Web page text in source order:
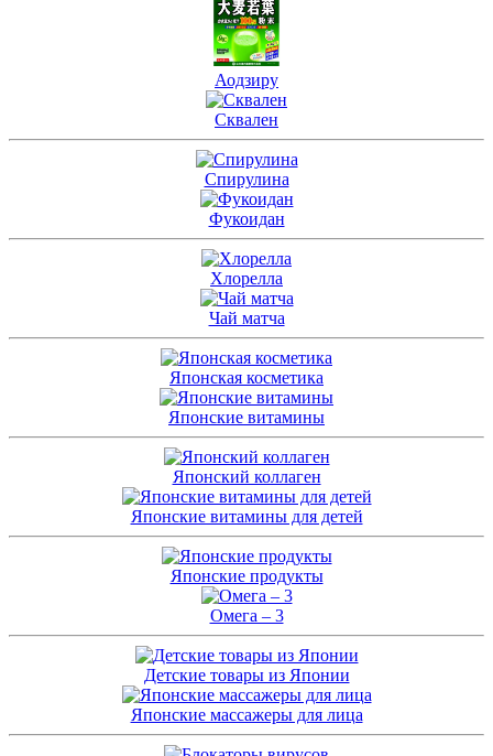
Аодзиру
Сквален
Спирулина
Фукоидан
Хлорелла
Чай матча
Японская косметика
Японские витамины
Японский коллаген
Японские витамины для детей
Японские продукты
Омега – 3
Детские товары из Японии
Японские массажеры для лица